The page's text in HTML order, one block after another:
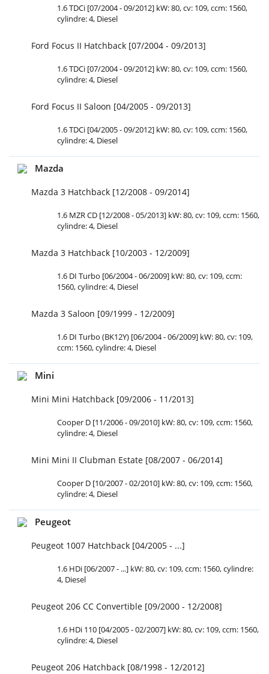
1.6 TDCi [07/2004 - 09/2012] kW: 80, cv: 109, ccm: 1560,
cylindre: 4, Diesel
Ford Focus II Hatchback [07/2004 - 09/2013]
1.6 TDCi [07/2004 - 09/2012] kW: 80, cv: 109, ccm: 1560,
cylindre: 4, Diesel
Ford Focus II Saloon [04/2005 - 09/2013]
1.6 TDCi [04/2005 - 09/2012] kW: 80, cv: 109, ccm: 1560,
cylindre: 4, Diesel
Mazda
Mazda 3 Hatchback [12/2008 - 09/2014]
1.6 MZR CD [12/2008 - 05/2013] kW: 80, cv: 109, ccm: 1560,
cylindre: 4, Diesel
Mazda 3 Hatchback [10/2003 - 12/2009]
1.6 DI Turbo [06/2004 - 06/2009] kW: 80, cv: 109, ccm:
1560, cylindre: 4, Diesel
Mazda 3 Saloon [09/1999 - 12/2009]
1.6 DI Turbo (BK12Y) [06/2004 - 06/2009] kW: 80, cv: 109,
ccm: 1560, cylindre: 4, Diesel
Mini
Mini Mini Hatchback [09/2006 - 11/2013]
Cooper D [11/2006 - 09/2010] kW: 80, cv: 109, ccm: 1560,
cylindre: 4, Diesel
Mini Mini II Clubman Estate [08/2007 - 06/2014]
Cooper D [10/2007 - 02/2010] kW: 80, cv: 109, ccm: 1560,
cylindre: 4, Diesel
Peugeot
Peugeot 1007 Hatchback [04/2005 - ...]
1.6 HDi [06/2007 - ...] kW: 80, cv: 109, ccm: 1560, cylindre:
4, Diesel
Peugeot 206 CC Convertible [09/2000 - 12/2008]
1.6 HDi 110 [04/2005 - 02/2007] kW: 80, cv: 109, ccm: 1560,
cylindre: 4, Diesel
Peugeot 206 Hatchback [08/1998 - 12/2012]